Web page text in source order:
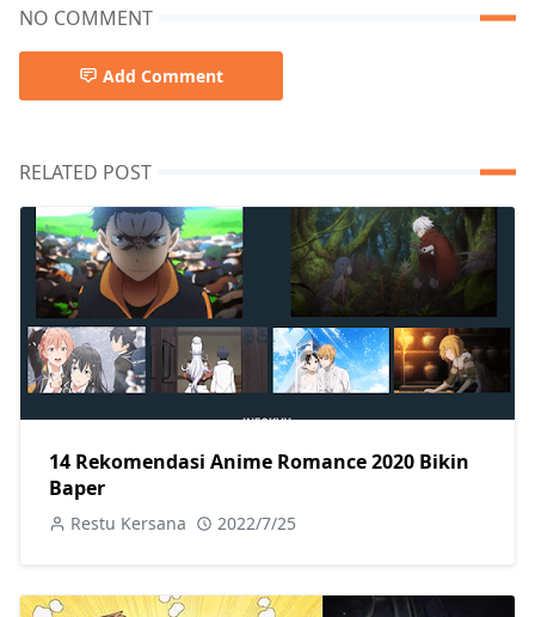
NO COMMENT
Add Comment
RELATED POST
14 Rekomendasi Anime Romance 2020 Bikin
Baper
Restu Kersana 2022/7/25